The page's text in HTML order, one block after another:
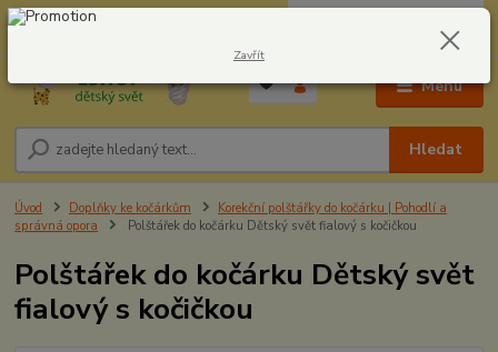
Menu
Hledat
604278943 0,00 Kč
Úvod Doplňky ke kočárkům
Korekční polštářky do kočárku | Pohodlí a
správná opora
Polštářek do kočárku Dětský svět fialový s kočičkou
Polštářek do kočárku Dětský svět
fialový s kočičkou
Zavřít